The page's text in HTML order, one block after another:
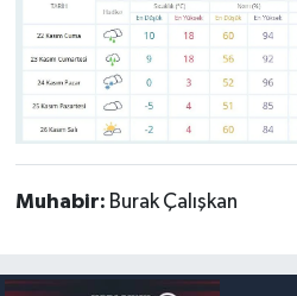
Muhabir: Burak Çalışkan